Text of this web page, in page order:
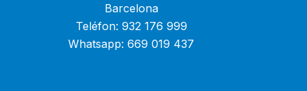
Barcelona
Teléfon: 932 176 999
Whatsapp: 669 019 437